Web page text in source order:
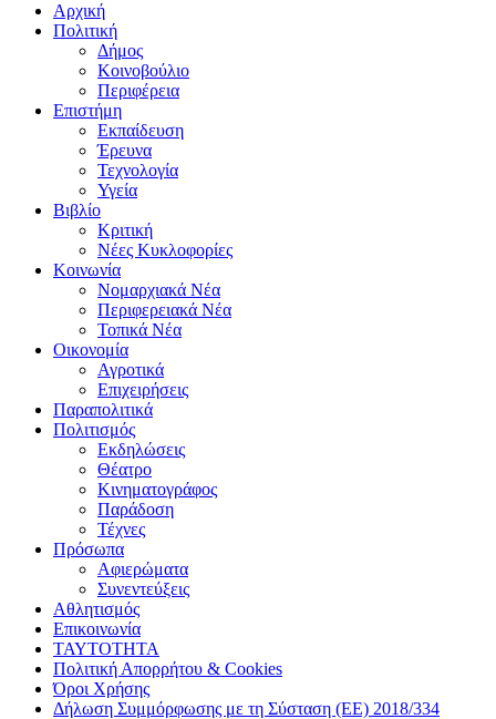
Αρχική
Πολιτική
Δήμος
Κοινοβούλιο
Περιφέρεια
Επιστήμη
Εκπαίδευση
Έρευνα
Τεχνολογία
Υγεία
Βιβλίο
Κριτική
Νέες Κυκλοφορίες
Κοινωνία
Νομαρχιακά Νέα
Περιφερειακά Νέα
Τοπικά Νέα
Οικονομία
Αγροτικά
Επιχειρήσεις
Παραπολιτικά
Πολιτισμός
Εκδηλώσεις
Θέατρο
Κινηματογράφος
Παράδοση
Τέχνες
Πρόσωπα
Αφιερώματα
Συνεντεύξεις
Αθλητισμός
Επικοινωνία
ΤΑΥΤΟΤΗΤΑ
Πολιτική Απορρήτου & Cookies
Όροι Χρήσης
Δήλωση Συμμόρφωσης με τη Σύσταση (ΕΕ) 2018/334